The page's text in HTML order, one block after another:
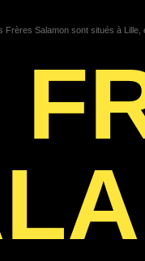
Frères Salamon sont situés à Lille,